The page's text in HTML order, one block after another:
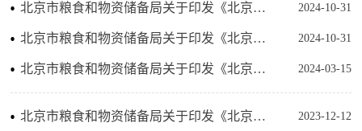
北京市粮食和物资储备局关于印发《北京市粮食领域行政检查裁量权基准2024版》的通知 2024-10-31
北京市粮食和物资储备局关于印发《北京市粮食领域行政强制裁量权基准2024版》的通知 2024-10-31
北京市粮食和物资储备局关于印发《北京市粮食领域行政处罚裁量权基准》《北京市粮食领域行政处罚裁量权基准表及处罚公示期限目录》的通知 2024-03-15
北京市粮食和物资储备局关于印发《北京市粮食领域行政检查裁量权基准》的通知 2023-12-12